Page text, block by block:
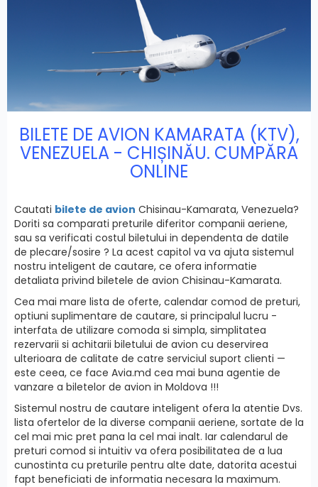
BILETE DE AVION KAMARATA (KTV),
VENEZUELA - CHIȘINĂU. CUMPĂRA
ONLINE
Cautati bilete de avion Chisinau-Kamarata, Venezuela?
Doriti sa comparati preturile diferitor companii aeriene,
sau sa verificati costul biletului in dependenta de datile
de plecare/sosire ? La acest capitol va va ajuta sistemul
nostru inteligent de cautare, ce ofera informatie
detaliata privind biletele de avion Chisinau-Kamarata.
Cea mai mare lista de oferte, calendar comod de preturi,
optiuni suplimentare de cautare, si principalul lucru -
interfatа de utilizare comoda si simpla, simplitatea
rezervarii si achitarii biletului de avion cu deservirea
ulterioara de calitate de catre serviciul suport clienti —
este ceea, ce face Avia.md cea mai buna agentie de
vanzare a biletelor de avion in Moldova !!!
Sistemul nostru de cautare inteligent ofera la atentie Dvs.
lista ofertelor de la diverse companii aeriene, sortate de la
cel mai mic pret pana la cel mai inalt. Iar calendarul de
preturi comod si intuitiv va ofera posibilitatea de a lua
cunostinta cu preturile pentru alte date, datorita acestui
fapt beneficiati de informatia necesara la maximum.